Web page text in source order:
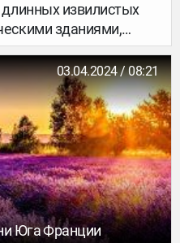
длинных извилистых
зданиями,
соблазнительными
рек протекают
которые когда-то
пути для торговли,
03.04.2024 / 08:21
Юга Франции